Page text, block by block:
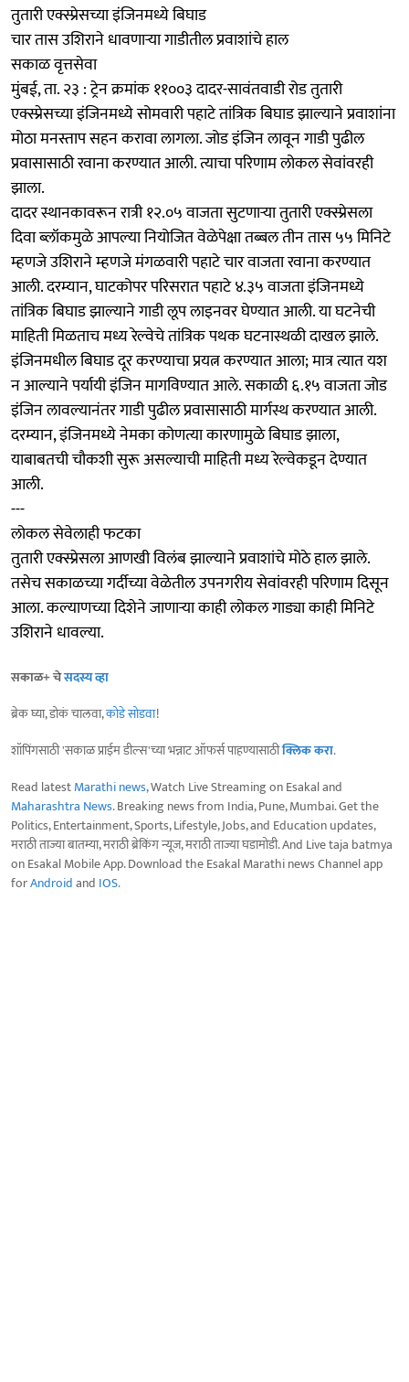
तुतारी एक्स्प्रेसच्या इंजिनमध्ये बिघाड
चार तास उशिराने धावणाऱ्या गाडीतील प्रवाशांचे हाल
सकाळ वृत्तसेवा
मुंबई, ता. २३ : ट्रेन क्रमांक ११००३ दादर-सावंतवाडी रोड तुतारी
एक्स्प्रेसच्या इंजिनमध्ये सोमवारी पहाटे तांत्रिक बिघाड झाल्याने प्रवाशांना
मोठा मनस्ताप सहन करावा लागला. जोड इंजिन लावून गाडी पुढील
प्रवासासाठी रवाना करण्यात आली. त्याचा परिणाम लोकल सेवांवरही
झाला.
दादर स्थानकावरून रात्री १२.०५ वाजता सुटणाऱ्या तुतारी एक्स्प्रेसला
दिवा ब्लॉकमुळे आपल्या नियोजित वेळेपेक्षा तब्बल तीन तास ५५ मिनिटे
म्हणजे उशिराने म्हणजे मंगळवारी पहाटे चार वाजता रवाना करण्यात
आली. दरम्यान, घाटकोपर परिसरात पहाटे ४.३५ वाजता इंजिनमध्ये
तांत्रिक बिघाड झाल्याने गाडी लूप लाइनवर घेण्यात आली. या घटनेची
माहिती मिळताच मध्य रेल्वेचे तांत्रिक पथक घटनास्थळी दाखल झाले.
इंजिनमधील बिघाड दूर करण्याचा प्रयत्न करण्यात आला; मात्र त्यात यश
न आल्याने पर्यायी इंजिन मागविण्यात आले. सकाळी ६.१५ वाजता जोड
इंजिन लावल्यानंतर गाडी पुढील प्रवासासाठी मार्गस्थ करण्यात आली.
दरम्यान, इंजिनमध्ये नेमका कोणत्या कारणामुळे बिघाड झाला,
याबाबतची चौकशी सुरू असल्याची माहिती मध्य रेल्वेकडून देण्यात
आली.
---
लोकल सेवेलाही फटका
तुतारी एक्स्प्रेसला आणखी विलंब झाल्याने प्रवाशांचे मोठे हाल झाले.
तसेच सकाळच्या गर्दीच्या वेळेतील उपनगरीय सेवांवरही परिणाम दिसून
आला. कल्याणच्या दिशेने जाणाऱ्या काही लोकल गाड्या काही मिनिटे
उशिराने धावल्या.
सकाळ+ चेसदस्य व्हा
ब्रेक घ्या, डोकं चालवा,कोडे सोडवा!
शॉपिंगसाठी 'सकाळ प्राईम डील्स'च्या भन्नाट ऑफर्स पाहण्यासाठीक्लिक करा.
Read latestMarathi news, Watch Live Streaming on Esakal and
Maharashtra News. Breaking news from India, Pune, Mumbai. Get the
Politics, Entertainment, Sports, Lifestyle, Jobs, and Education updates,
मराठी ताज्या बातम्या, मराठी ब्रेकिंग न्यूज, मराठी ताज्या घडामोडी. And Live taja batmya
on Esakal Mobile App. Download the Esakal Marathi news Channel app
forAndroidand IOS.